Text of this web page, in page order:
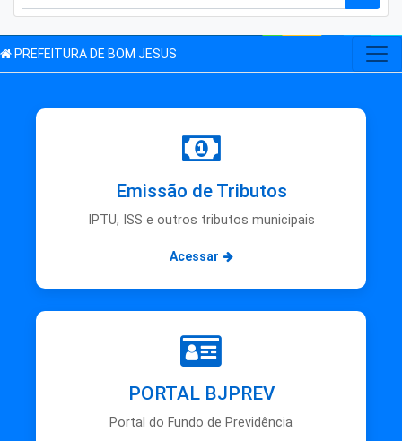
PREFEITURA DE BOM JESUS
Emissão de Tributos
IPTU, ISS e outros tributos municipais
Acessar
PORTAL BJPREV
Portal do Fundo de Previdência